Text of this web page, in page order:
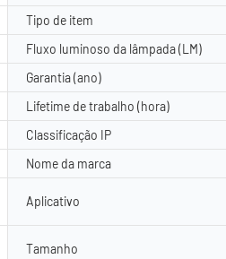
Tipo de item
Fluxo luminoso da lâmpada (LM)
Garantia (ano)
Lifetime de trabalho (hora)
Classificação IP
Nome da marca
Aplicativo
Tamanho